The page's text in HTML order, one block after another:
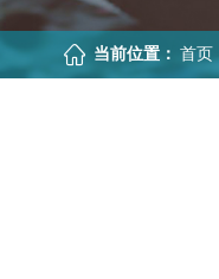
当前位置： 首页